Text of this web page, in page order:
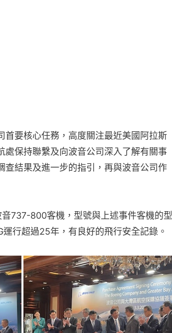
首要核心任務，高度關注最近美國阿拉斯
處保持聯繫及向波音公司深入了解有關事
查結果及進一步的指引，再與波音公司作
737-800客機，型號與上述事件客機的型
行超過25年，有良好的飛行安全記錄。